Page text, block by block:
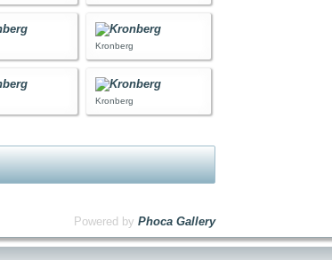
Kronberg
Kronberg
Powered by Phoca Gallery